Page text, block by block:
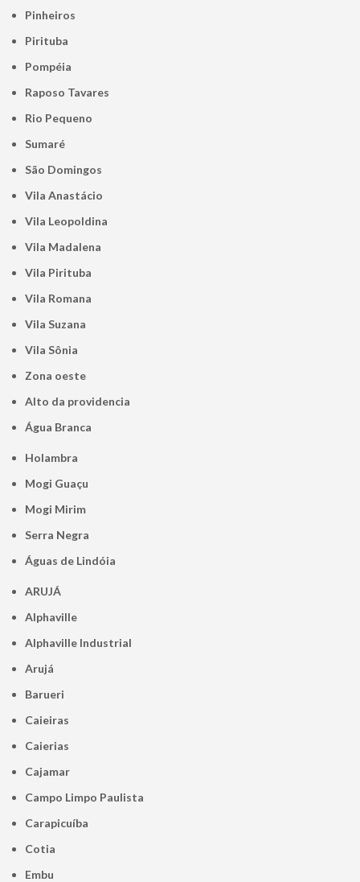
Pinheiros
Pirituba
Pompéia
Raposo Tavares
Rio Pequeno
Sumaré
São Domingos
Vila Anastácio
Vila Leopoldina
Vila Madalena
Vila Pirituba
Vila Romana
Vila Suzana
Vila Sônia
Zona oeste
alto da providencia
Água Branca
Holambra
Mogi Guaçu
Mogi Mirim
Serra Negra
Águas de Lindóia
ARUJÁ
Alphaville
Alphaville Industrial
Arujá
Barueri
Caieiras
Caierias
Cajamar
Campo Limpo Paulista
Carapicuíba
Cotia
Embu